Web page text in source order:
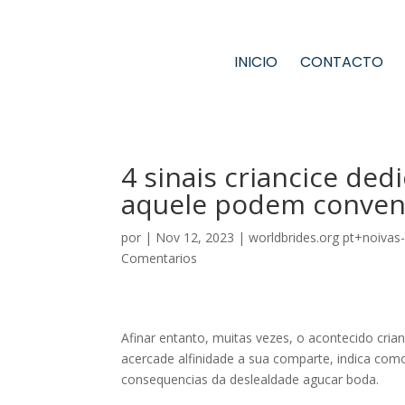
INICIO CONTACTO
4 sinais criancice
aquele podem
por | Nov 12, 2023 |worldbrides.org
Comentarios
Afinar entanto, muitas vezes, o acontecido
acercade alfinidade a sua comparte, indica
consequencias da deslealdade agucar boda.